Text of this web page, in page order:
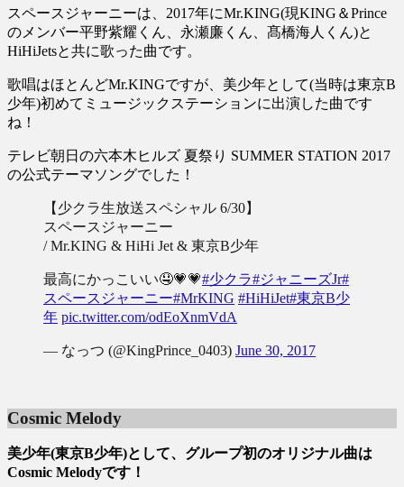
スペースジャーニーは、2017年にMr.KING(現KING＆Prince
のメンバー平野紫耀くん、永瀬廉くん、髙橋海人くん)と
HiHiJetsと共に歌った曲です。
歌唱はほとんどMr.KINGですが、美少年として(当時は東京B
少年)初めてミュージックステーションに出演した曲です
ね！
テレビ朝日の六本木ヒルズ 夏祭り SUMMER STATION 2017
の公式テーマソングでした！
【少クラ生放送スペシャル 6/30】
スペースジャーニー
/ Mr.KING & HiHi Jet & 東京B少年
最高にかっこいい🤤💗💗#少クラ#ジャニーズJr#
スペースジャーニー#MrKING #HiHiJet#東京B少
年 pic.twitter.com/odEoXnmVdA
— なっつ (@KingPrince_0403) June 30, 2017
Cosmic Melody
美少年(東京B少年)として、グループ初のオリジナル曲は
Cosmic Melodyです！